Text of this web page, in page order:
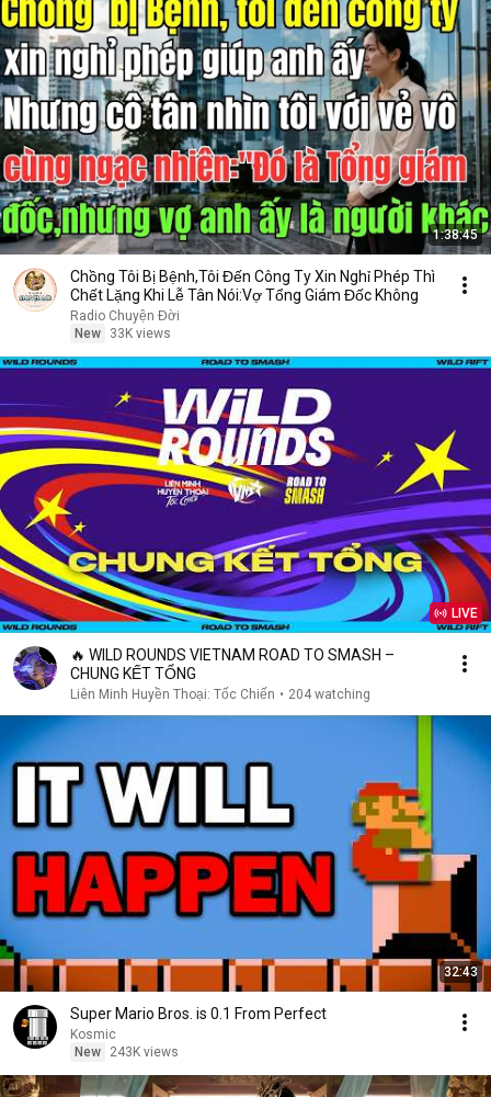
1:38:45
Chồng Tôi Bị Bệnh,Tôi Đến Công Ty Xin Nghỉ Phép Thì
Chết Lặng Khi Lễ Tân Nói:Vợ Tổng Giám Đốc Không
Radio Chuyện Đời
New
33K views
LIVE
🔥 WILD ROUNDS VIETNAM ROAD TO SMASH –
CHUNG KẾT TỔNG
Liên Minh Huyền Thoại: Tốc Chiến • 204 watching
32:43
Super Mario Bros. is 0.1 From Perfect
Kosmic
New
243K views